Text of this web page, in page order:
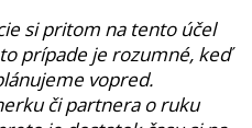
si pritom na tento účel
prípade je rozumné, keď
vopred.
či partnera o ruku